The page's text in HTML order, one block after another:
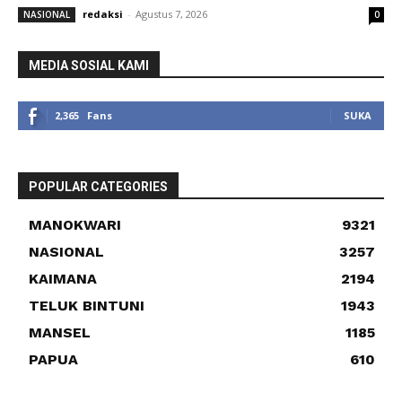
NASIONAL redaksi - Agustus 7, 2026 0
MEDIA SOSIAL KAMI
2,365 Fans SUKA
POPULAR CATEGORIES
MANOKWARI
9321
NASIONAL
3257
KAIMANA
2194
TELUK BINTUNI
1943
MANSEL
1185
PAPUA
610